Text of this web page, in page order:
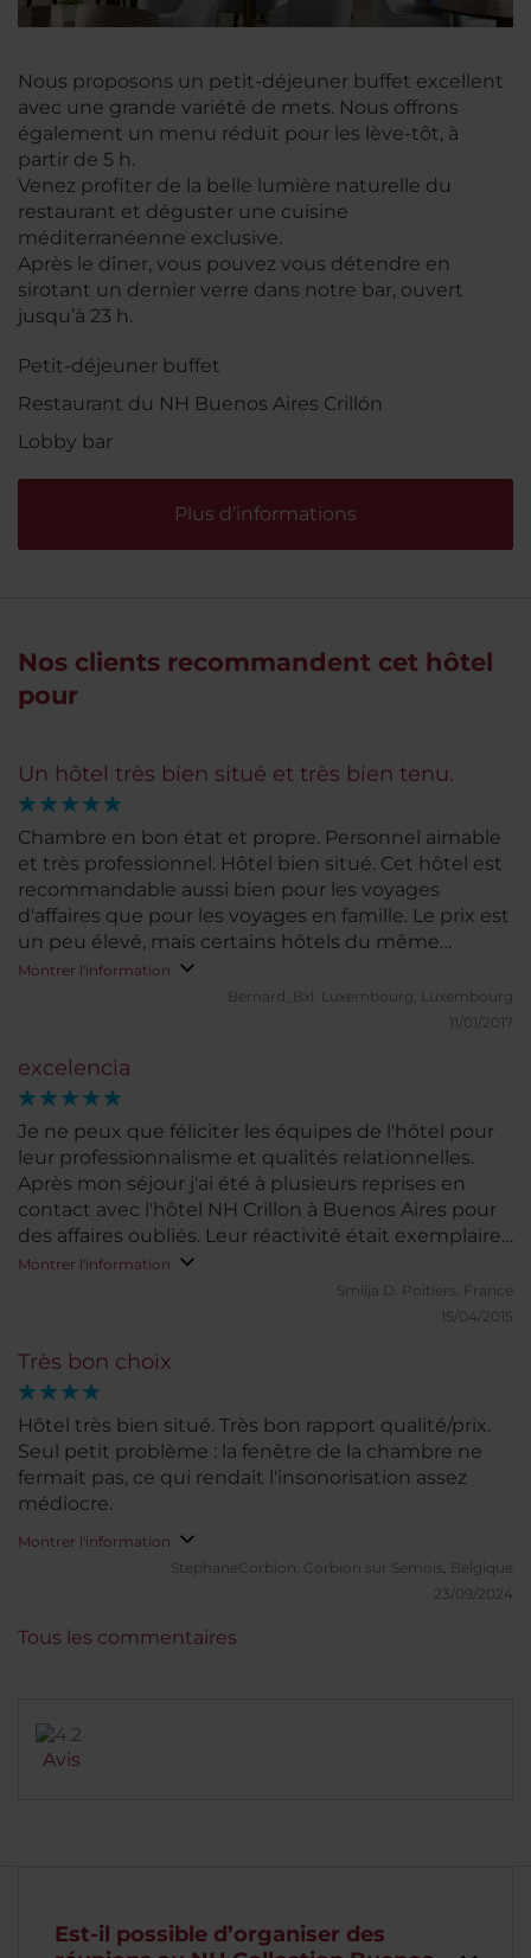
Nous proposons un petit-déjeuner buffet excellent
avec une grande variété de mets. Nous offrons
également un menu réduit pour les lève-tôt, à
partir de 5 h.
Venez profiter de la belle lumière naturelle du
restaurant et déguster une cuisine
méditerranéenne exclusive.
Après le dîner, vous pouvez vous détendre en
sirotant un dernier verre dans notre bar, ouvert
jusqu’à 23 h.
Petit-déjeuner buffet
Restaurant du NH Buenos Aires Crillón
Lobby bar
Plus d’informations
Nos clients recommandent cet hôtel
pour
Un hôtel très bien situé et très bien tenu.
Chambre en bon état et propre. Personnel aimable
et très professionnel. Hôtel bien situé. Cet hôtel est
recommandable aussi bien pour les voyages
d'affaires que pour les voyages en famille. Le prix est
un peu élevé, mais certains hôtels du même
quartier au même prix sont beaucoup moins bien
pour ce qui concerne la propreté et les rénovations
Montrer l'information
Bernard_Bxl.
Luxembourg, Luxembourg
11/01/2017
excelencia
Je ne peux que féliciter les équipes de l'hôtel pour
leur professionnalisme et qualités relationnelles.
Après mon séjour j'ai été à plusieurs reprises en
contact avec l'hôtel NH Crillon à Buenos Aires pour
des affaires oubliés. Leur réactivité était exemplaire.
L'Hôtel est très confortable, merveilleusement situé
à Buenos Aires, de très bon goût. Effectuant
plusieurs missions à Buenos Aires, je retiendrai
Aires encore plus agréable.
Montrer l'information
Smilja D.
Poitiers, France
15/04/2015
Très bon choix
Hôtel très bien situé. Très bon rapport qualité/prix.
Seul petit problème : la fenêtre de la chambre ne
fermait pas, ce qui rendait l'insonorisation assez
médiocre.
Montrer l'information
StephaneCorbion. Corbion sur Semois, Belgique
23/09/2024
Avis
Tous les commentaires
Est-il possible d’organiser des